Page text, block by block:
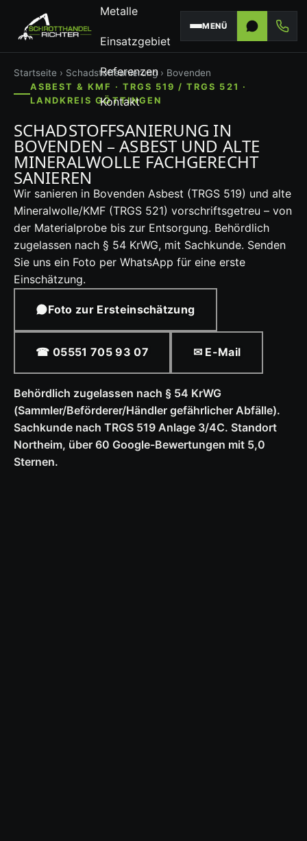
Metalle
Einsatzgebiet
Referenzen
Kontakt
MENÜ
Startseite › Schadstoffsanierung› Bovenden
ASBEST & KMF · TRGS 519 / TRGS 521 ·
LANDKREIS GÖTTINGEN
SCHADSTOFFSANIERUNG IN
BOVENDEN – ASBEST UND ALTE
MINERALWOLLE FACHGERECHT
SANIEREN
Wir sanieren in Bovenden Asbest (TRGS 519) und alte
Mineralwolle/KMF (TRGS 521) vorschriftsgetreu – von
der Materialprobe bis zur Entsorgung. Behördlich
zugelassen nach § 54 KrWG, mit Sachkunde. Senden
Sie uns ein Foto per WhatsApp für eine erste
Einschätzung.
Foto zur Ersteinschätzung
☎ 05551 705 93 07 ✉ E-Mail
Behördlich zugelassen nach § 54 KrWG
(Sammler/Beförderer/Händler gefährlicher Abfälle).
Sachkunde nach TRGS 519 Anlage 3/4C. Standort
Northeim, über 60 Google-Bewertungen mit 5,0
Sternen.